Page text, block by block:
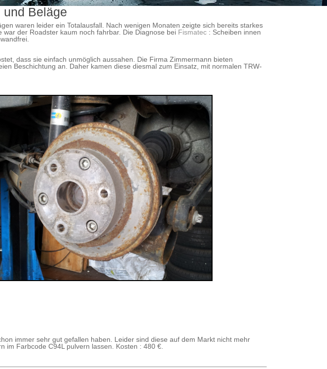
Beläge
waren leider ein Totalausfall. Nach wenigen Monaten zeigte sich bereits starkes
der Roadster kaum noch fahrbar. Die Diagnose bei Fismatec : Scheiben innen
dass sie einfach unmöglich aussahen. Die Firma Zimmermann bieten
Beschichtung an. Daher kamen diese diesmal zum Einsatz, mit normalen TRW-
immer sehr gut gefallen haben. Leider sind diese auf dem Markt nicht mehr
im Farbcode C94L pulvern lassen. Kosten : 480 €.